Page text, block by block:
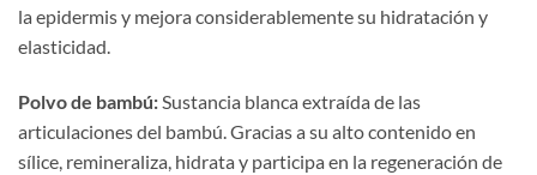
la epidermis y mejora considerablemente su hidratación y
elasticidad.
Polvo de bambú:Sustancia blanca extraída de las
articulaciones del bambú. Gracias a su alto contenido en
sílice, remineraliza, hidrata y participa en la regeneración de